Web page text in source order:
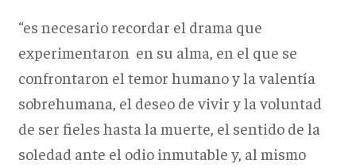
“es necesario recordar el drama que
experimentaron en su alma, en el que se
confrontaron el temor humano y la valentía
sobrehumana, el deseo de vivir y la voluntad
de ser fieles hasta la muerte, el sentido de la
soledad ante el odio inmutable y, al mismo